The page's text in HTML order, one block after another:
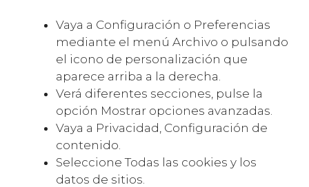
Vaya a Configuración o Preferencias
mediante el menú Archivo o pulsando
el icono de personalización que
aparece arriba a la derecha.
Verá diferentes secciones, pulse la
opción Mostrar opciones avanzadas.
Vaya a Privacidad, Configuración de
contenido.
Seleccione Todas las cookies y los
datos de sitios.